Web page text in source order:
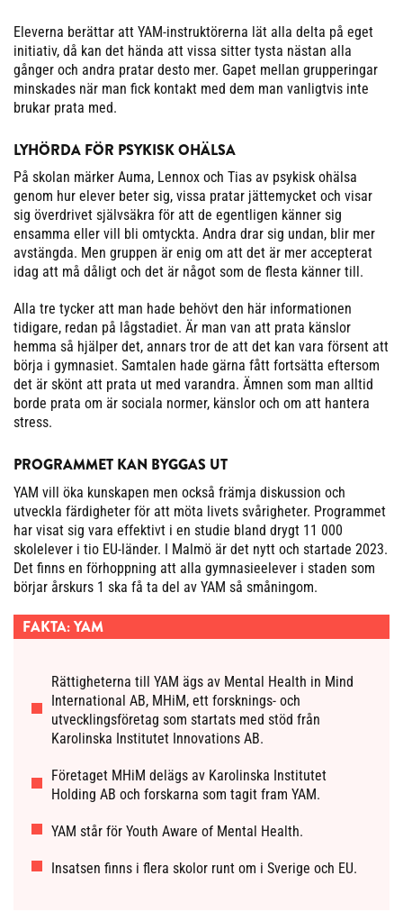
Eleverna berättar att YAM-instruktörerna lät alla delta på eget
initiativ, då kan det hända att vissa sitter tysta nästan alla
gånger och andra pratar desto mer. Gapet mellan grupperingar
minskades när man fick kontakt med dem man vanligtvis inte
brukar prata med.
LYHÖRDA FÖR PSYKISK OHÄLSA
På skolan märker Auma, Lennox och Tias av psykisk ohälsa
genom hur elever beter sig, vissa pratar jättemycket och visar
sig överdrivet självsäkra för att de egentligen känner sig
ensamma eller vill bli omtyckta. Andra drar sig undan, blir mer
avstängda. Men gruppen är enig om att det är mer accepterat
idag att må dåligt och det är något som de flesta känner till.
Alla tre tycker att man hade behövt den här informationen
tidigare, redan på lågstadiet. Är man van att prata känslor
hemma så hjälper det, annars tror de att det kan vara försent att
börja i gymnasiet. Samtalen hade gärna fått fortsätta eftersom
det är skönt att prata ut med varandra. Ämnen som man alltid
borde prata om är sociala normer, känslor och om att hantera
stress.
PROGRAMMET KAN BYGGAS UT
YAM vill öka kunskapen men också främja diskussion och
utveckla färdigheter för att möta livets svårigheter. Programmet
har visat sig vara effektivt i en studie bland drygt 11 000
skolelever i tio EU-länder. I Malmö är det nytt och startade 2023.
Det finns en förhoppning att alla gymnasieelever i staden som
börjar årskurs 1 ska få ta del av YAM så småningom.
FAKTA: YAM
Rättigheterna till YAM ägs av Mental Health in Mind
International AB, MHiM, ett forsknings- och
utvecklingsföretag som startats med stöd från
Karolinska Institutet Innovations AB.
Företaget MHiM delägs av Karolinska Institutet
Holding AB och forskarna som tagit fram YAM.
YAM står för Youth Aware of Mental Health.
Insatsen finns i flera skolor runt om i Sverige och EU.